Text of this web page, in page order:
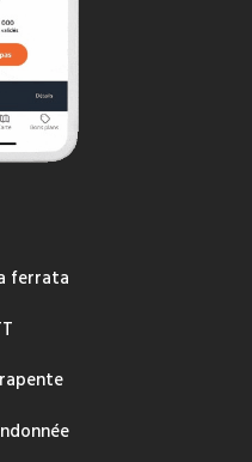
ferrata